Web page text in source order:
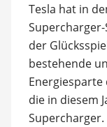
Tesla hat in
der
bestehende
die in diesem
Supercharger.